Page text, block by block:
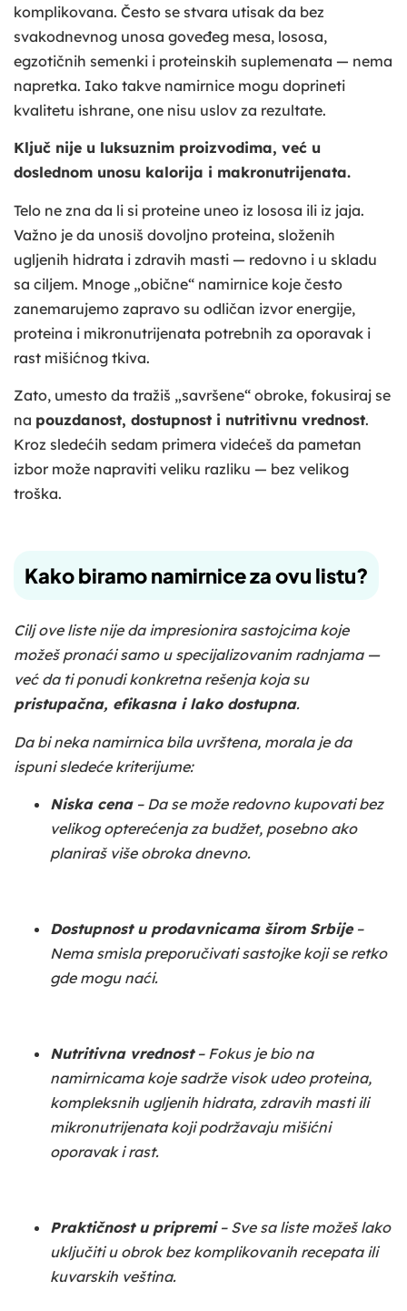
komplikovana. Često se stvara utisak da bez
svakodnevnog unosa goveđeg mesa, lososa,
egzotičnih semenki i proteinskih suplemenata — nema
napretka. Iako takve namirnice mogu doprineti
kvalitetu ishrane, one nisu uslov za rezultate.
Ključ nije u luksuznim proizvodima, već u
doslednom unosu kalorija i makronutrijenata.
Telo ne zna da li si proteine uneo iz lososa ili iz jaja.
Važno je da unosiš dovoljno proteina, složenih
ugljenih hidrata i zdravih masti — redovno i u skladu
sa ciljem. Mnoge „obične“ namirnice koje često
zanemarujemo zapravo su odličan izvor energije,
proteina i mikronutrijenata potrebnih za oporavak i
rast mišićnog tkiva.
Zato, umesto da tražiš „savršene“ obroke, fokusiraj se
na pouzdanost, dostupnost i nutritivnu vrednost.
Kroz sledećih sedam primera videćeš da pametan
izbor može napraviti veliku razliku — bez velikog
troška.
Kako biramo namirnice za ovu listu?
Cilj ove liste nije da impresionira sastojcima koje
možeš pronaći samo u specijalizovanim radnjama —
već da ti ponudi konkretna rešenja koja su
pristupačna, efikasna i lako dostupna.
Da bi neka namirnica bila uvrštena, morala je da
ispuni sledeće kriterijume:
Niska cena– Da se može redovno kupovati bez
velikog opterećenja za budžet, posebno ako
planiraš više obroka dnevno.
Dostupnost u prodavnicama širom Srbije–
Nema smisla preporučivati sastojke koji se retko
gde mogu naći.
Nutritivna vrednost– Fokus je bio na
namirnicama koje sadrže visok udeo proteina,
kompleksnih ugljenih hidrata, zdravih masti ili
mikronutrijenata koji podržavaju mišićni
oporavak i rast.
Praktičnost u pripremi– Sve sa liste možeš lako
uključiti u obrok bez komplikovanih recepata ili
kuvarskih veština.